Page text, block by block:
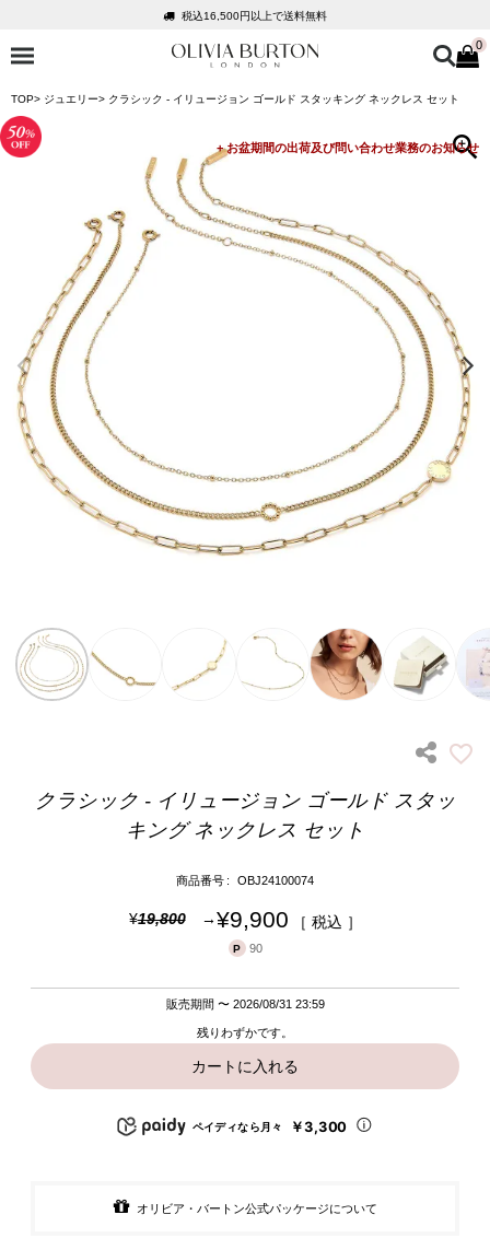
税込16,500円以上で送料無料
会員登録で1,000円分のポイントプレゼント
税込16,500円以上で送料無料
会員登録で1,000円分のポイントプレゼント
公式パッケージでお届け
0
TOP ジュエリー クラシック - イリュージョン ゴールド スタッキング ネックレス セット
クラシック - イリュージョン ゴールド スタッ
キング ネックレス セット
商品番号 OBJ24100074
¥19,800 ¥9,900 税込
90
販売期間 〜 2026/08/31 23:59
残りわずかです。
カートに入れる
ペイディなら月々 ￥3,300
オリビア・バートン公式パッケージについて